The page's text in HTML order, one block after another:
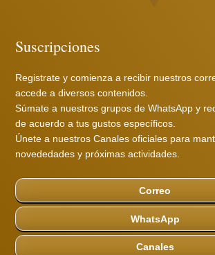
Suscripciones
Registrate y comienza a recibir nuestros
accede a diversos contenidos.
Súmate a nuestros grupos de WhatsApp y
de acuerdo a tus gustos específicos.
Únete a nuestros Canales oficiales para
novededades y próximas actividades.
Correo
WhatsApp
Canales